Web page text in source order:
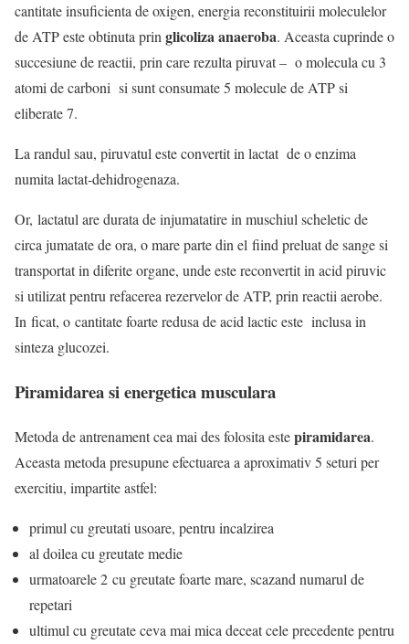
cantitate insuficienta de oxigen, energia reconstituirii moleculelor
de ATP este obtinuta pringlicoliza anaeroba. Aceasta cuprinde o
succesiune de reactii, prin care rezulta piruvat – o molecula cu 3
atomi de carboni si sunt consumate 5 molecule de ATP si
eliberate 7.
La randul sau, piruvatul este convertit in lactat de o enzima
numita lactat-dehidrogenaza.
Or, lactatul are durata de injumatatire in muschiul scheletic de
circa jumatate de ora, o mare parte din el fiind preluat de sange si
transportat in diferite organe, unde este reconvertit in acid piruvic
si utilizat pentru refacerea rezervelor de ATP, prin reactii aerobe.
In ficat, o cantitate foarte redusa de acid lactic este inclusa in
sinteza glucozei.
Piramidarea si energetica musculara
Metoda de antrenament cea mai des folosita estepiramidarea.
Aceasta metoda presupune efectuarea a aproximativ 5 seturi per
exercitiu, impartite astfel:
primul cu greutati usoare, pentru incalzirea
al doilea cu greutate medie
urmatoarele 2 cu greutate foarte mare, scazand numarul de
repetari
ultimul cu greutate ceva mai mica deceat cele precedente pentru